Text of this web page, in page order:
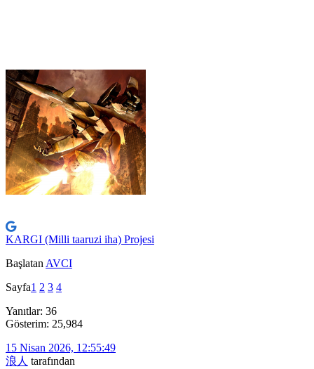
KARGI (Milli taaruzi iha) Projesi
Başlatan AVCI
Sayfa1 2 3 4
Yanıtlar: 36
Gösterim: 25,984
15 Nisan 2026, 12:55:49
浪人 tarafından